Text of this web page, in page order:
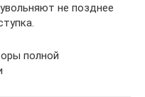
не позднее
полной